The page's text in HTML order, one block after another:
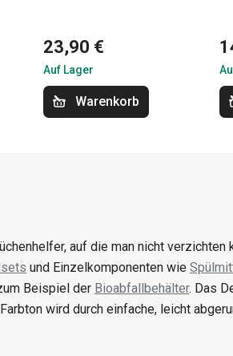
23,90 €
Auf Lager
Warenkorb
auf die man nicht
und Einzelkomponenten wie
Beispiel der Bioabfallbehälter. Das
wird durch einfache, leicht